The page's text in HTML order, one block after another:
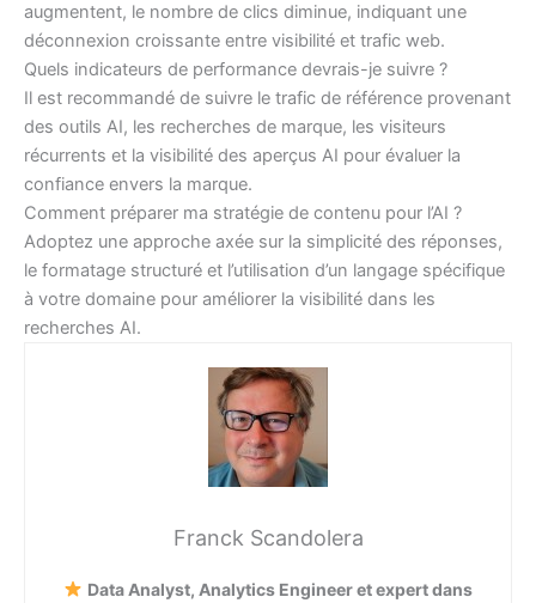
augmentent, le nombre de clics diminue, indiquant une
déconnexion croissante entre visibilité et trafic web.
Quels indicateurs de performance devrais-je suivre ?
Il est recommandé de suivre le trafic de référence provenant
des outils AI, les recherches de marque, les visiteurs
récurrents et la visibilité des aperçus AI pour évaluer la
confiance envers la marque.
Comment préparer ma stratégie de contenu pour l’AI ?
Adoptez une approche axée sur la simplicité des réponses,
le formatage structuré et l’utilisation d’un langage spécifique
à votre domaine pour améliorer la visibilité dans les
recherches AI.
Franck Scandolera
Data Analyst, Analytics Engineer et expert dans